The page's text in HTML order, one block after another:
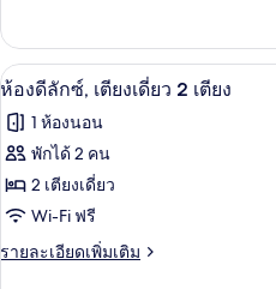
ซ์,
เตียง
คิง
ไซส์
1
เตียง
และ
โซฟา
เกี่ยว
กับ
ห้อง
ลัก
ซ์,
คิง
ไซส์
เตียง
เปิด
ภาพถ่าย
ทั้งหมด
ของ
ห้อง
ดี
8
ห้องดีลักซ์, เตียงเดี่ยว 2 เตียง
1 ห้องนอน
พักได้ 2 คน
2 เตียงเดี่ยว
Wi-Fi ฟรี
รายละเอียดเพิ่มเติม
ราย